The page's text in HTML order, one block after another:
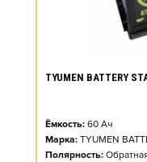
TYUMEN BATTERY
Ёмкость: 60 Ач
Марка: TYUMEN
Полярность: